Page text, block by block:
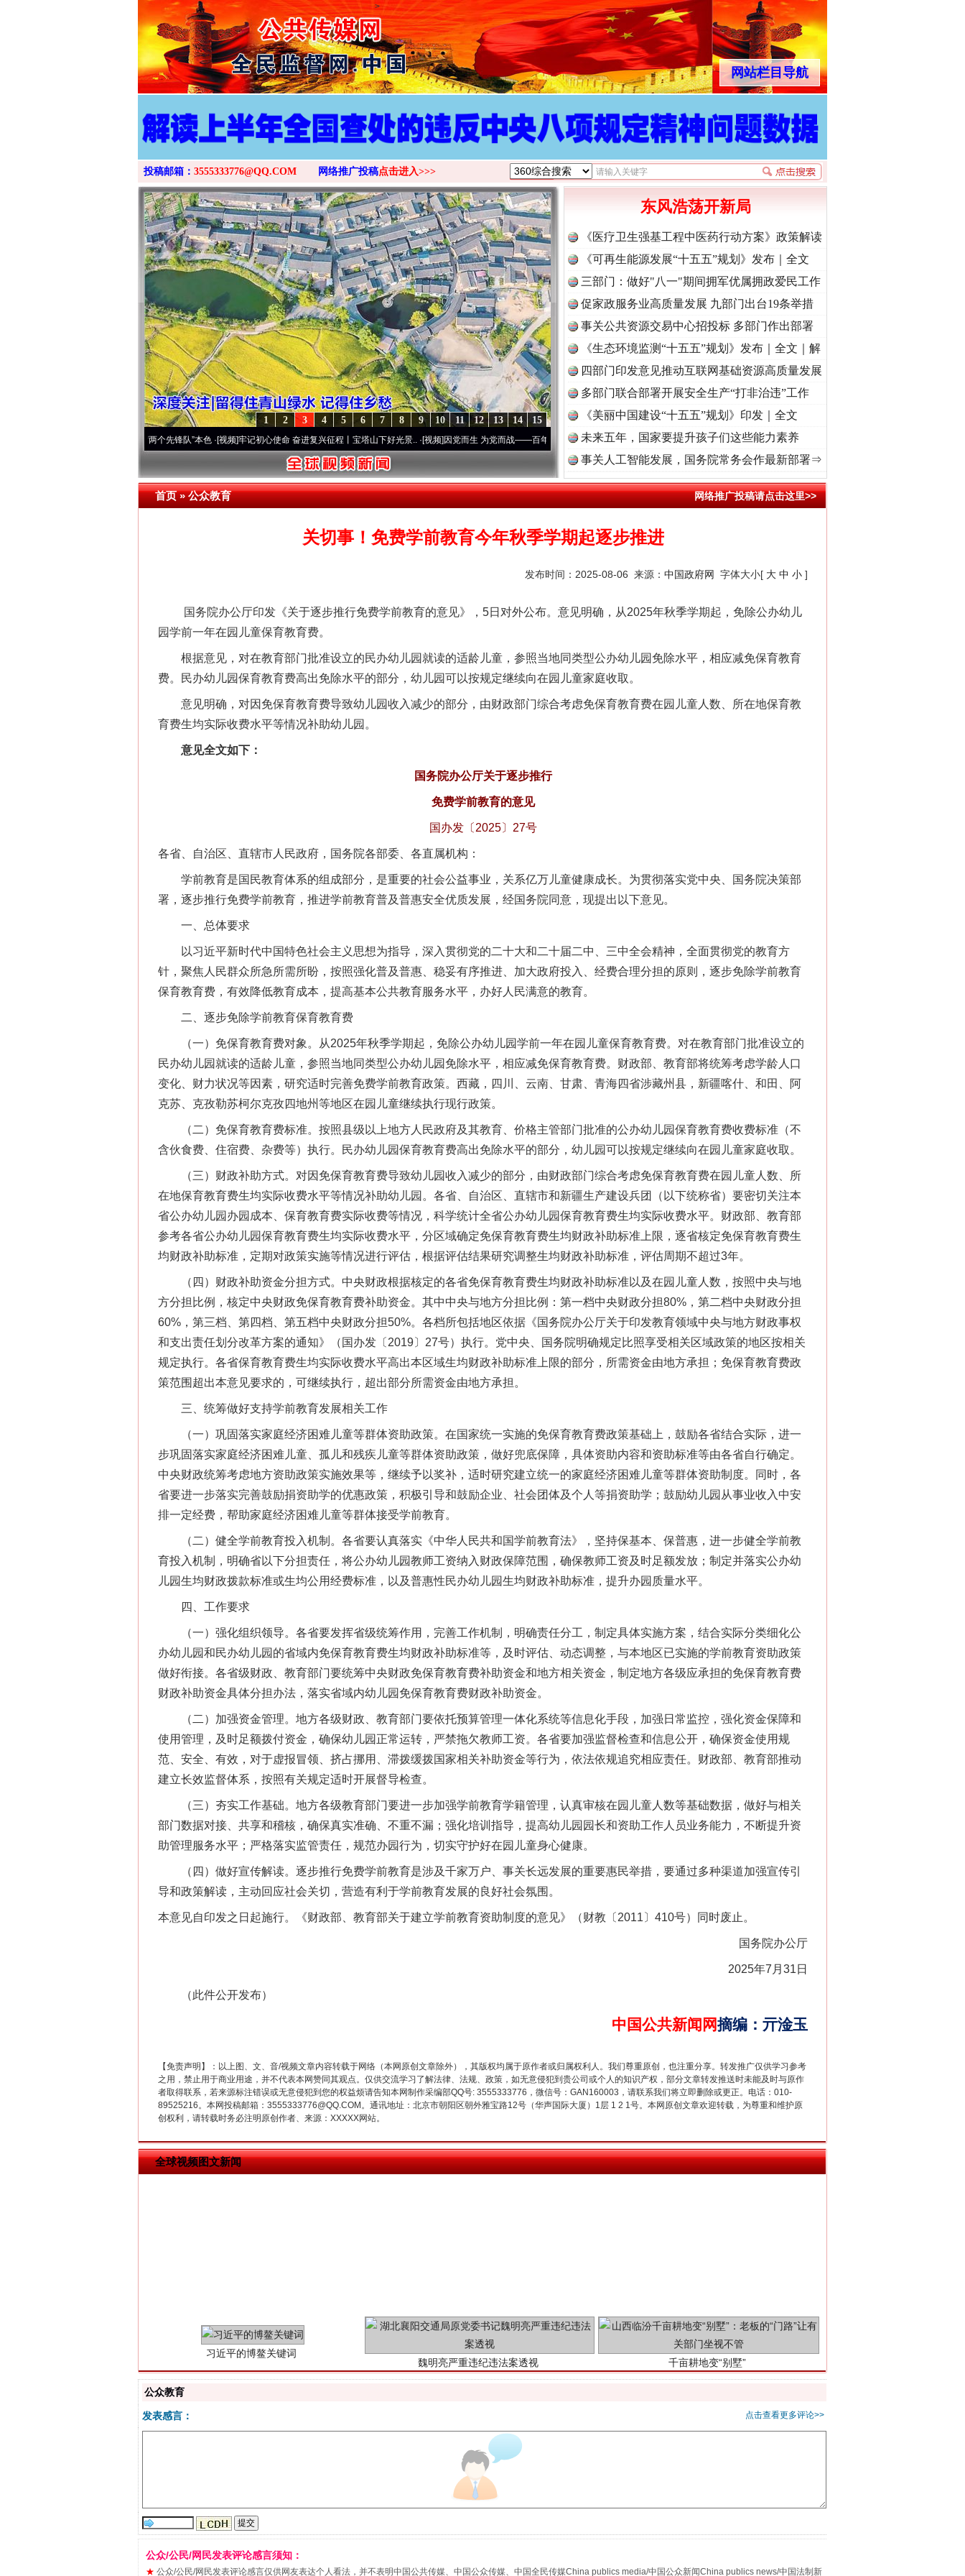
>
网站栏目导航
投稿邮箱： 3555333776@QQ.COM 网络推广投稿点击进入>>>
15
14
13
12
11
10
9
8
7
6
5
4
3
2
1
永葆“两个先锋队”本色·[视频]牢记初心使命 奋进复兴征程丨宝塔山下好光景..·[视频]因党而生 为党而战——百年“纪”事⑧加强纪律.. ·[视频]牢记初心使命 奋进复兴征程丨“转折之城”激荡..·[视频]
东风浩荡开新局
《医疗卫生强基工程中医药行动方案》政策解读
《可再生能源发展“十五五”规划》发布｜全文
三部门：做好"八一"期间拥军优属拥政爱民工作
促家政服务业高质量发展 九部门出台19条举措
事关公共资源交易中心招投标 多部门作出部署
《生态环境监测“十五五”规划》发布｜全文｜解
读
四部门印发意见推动互联网基础资源高质量发展
多部门联合部署开展安全生产“打非治违”工作
《美丽中国建设“十五五”规划》印发｜全文
未来五年，国家要提升孩子们这些能力素养
事关人工智能发展，国务院常务会作最新部署⇒
首页»公众教育 网络推广投稿请点击这里>>
关切事！免费学前教育今年秋季学期起逐步推进
发布时间：2025-08-06 来源： 中国政府网 字体大小[ 大 中 小 ]
国务院办公厅印发《关于逐步推行免费学前教育的意见》，5日对外公布。意见明确，从2025年秋季学期起，免除公办幼儿
园学前一年在园儿童保育教育费。
根据意见，对在教育部门批准设立的民办幼儿园就读的适龄儿童，参照当地同类型公办幼儿园免除水平，相应减免保育教育
费。民办幼儿园保育教育费高出免除水平的部分，幼儿园可以按规定继续向在园儿童家庭收取。
意见明确，对因免保育教育费导致幼儿园收入减少的部分，由财政部门综合考虑免保育教育费在园儿童人数、所在地保育教
育费生均实际收费水平等情况补助幼儿园。
意见全文如下：
国务院办公厅关于逐步推行
免费学前教育的意见
国办发〔2025〕27号
各省、自治区、直辖市人民政府，国务院各部委、各直属机构：
学前教育是国民教育体系的组成部分，是重要的社会公益事业，关系亿万儿童健康成长。为贯彻落实党中央、国务院决策部
署，逐步推行免费学前教育，推进学前教育普及普惠安全优质发展，经国务院同意，现提出以下意见。
一、总体要求
以习近平新时代中国特色社会主义思想为指导，深入贯彻党的二十大和二十届二中、三中全会精神，全面贯彻党的教育方
针，聚焦人民群众所急所需所盼，按照强化普及普惠、稳妥有序推进、加大政府投入、经费合理分担的原则，逐步免除学前教育
保育教育费，有效降低教育成本，提高基本公共教育服务水平，办好人民满意的教育。
二、逐步免除学前教育保育教育费
（一）免保育教育费对象。从2025年秋季学期起，免除公办幼儿园学前一年在园儿童保育教育费。对在教育部门批准设立的
民办幼儿园就读的适龄儿童，参照当地同类型公办幼儿园免除水平，相应减免保育教育费。财政部、教育部将统筹考虑学龄人口
变化、财力状况等因素，研究适时完善免费学前教育政策。西藏，四川、云南、甘肃、青海四省涉藏州县，新疆喀什、和田、阿
克苏、克孜勒苏柯尔克孜四地州等地区在园儿童继续执行现行政策。
（二）免保育教育费标准。按照县级以上地方人民政府及其教育、价格主管部门批准的公办幼儿园保育教育费收费标准（不
含伙食费、住宿费、杂费等）执行。民办幼儿园保育教育费高出免除水平的部分，幼儿园可以按规定继续向在园儿童家庭收取。
（三）财政补助方式。对因免保育教育费导致幼儿园收入减少的部分，由财政部门综合考虑免保育教育费在园儿童人数、所
在地保育教育费生均实际收费水平等情况补助幼儿园。各省、自治区、直辖市和新疆生产建设兵团（以下统称省）要密切关注本
省公办幼儿园办园成本、保育教育费实际收费等情况，科学统计全省公办幼儿园保育教育费生均实际收费水平。财政部、教育部
参考各省公办幼儿园保育教育费生均实际收费水平，分区域确定免保育教育费生均财政补助标准上限，逐省核定免保育教育费生
均财政补助标准，定期对政策实施等情况进行评估，根据评估结果研究调整生均财政补助标准，评估周期不超过3年。
（四）财政补助资金分担方式。中央财政根据核定的各省免保育教育费生均财政补助标准以及在园儿童人数，按照中央与地
方分担比例，核定中央财政免保育教育费补助资金。其中中央与地方分担比例：第一档中央财政分担80%，第二档中央财政分担
60%，第三档、第四档、第五档中央财政分担50%。各档所包括地区依据《国务院办公厅关于印发教育领域中央与地方财政事权
和支出责任划分改革方案的通知》（国办发〔2019〕27号）执行。党中央、国务院明确规定比照享受相关区域政策的地区按相关
规定执行。各省保育教育费生均实际收费水平高出本区域生均财政补助标准上限的部分，所需资金由地方承担；免保育教育费政
策范围超出本意见要求的，可继续执行，超出部分所需资金由地方承担。
三、统筹做好支持学前教育发展相关工作
（一）巩固落实家庭经济困难儿童等群体资助政策。在国家统一实施的免保育教育费政策基础上，鼓励各省结合实际，进一
步巩固落实家庭经济困难儿童、孤儿和残疾儿童等群体资助政策，做好兜底保障，具体资助内容和资助标准等由各省自行确定。
中央财政统筹考虑地方资助政策实施效果等，继续予以奖补，适时研究建立统一的家庭经济困难儿童等群体资助制度。同时，各
省要进一步落实完善鼓励捐资助学的优惠政策，积极引导和鼓励企业、社会团体及个人等捐资助学；鼓励幼儿园从事业收入中安
排一定经费，帮助家庭经济困难儿童等群体接受学前教育。
（二）健全学前教育投入机制。各省要认真落实《中华人民共和国学前教育法》，坚持保基本、保普惠，进一步健全学前教
育投入机制，明确省以下分担责任，将公办幼儿园教师工资纳入财政保障范围，确保教师工资及时足额发放；制定并落实公办幼
儿园生均财政拨款标准或生均公用经费标准，以及普惠性民办幼儿园生均财政补助标准，提升办园质量水平。
四、工作要求
（一）强化组织领导。各省要发挥省级统筹作用，完善工作机制，明确责任分工，制定具体实施方案，结合实际分类细化公
办幼儿园和民办幼儿园的省域内免保育教育费生均财政补助标准等，及时评估、动态调整，与本地区已实施的学前教育资助政策
做好衔接。各省级财政、教育部门要统筹中央财政免保育教育费补助资金和地方相关资金，制定地方各级应承担的免保育教育费
财政补助资金具体分担办法，落实省域内幼儿园免保育教育费财政补助资金。
（二）加强资金管理。地方各级财政、教育部门要依托预算管理一体化系统等信息化手段，加强日常监控，强化资金保障和
使用管理，及时足额拨付资金，确保幼儿园正常运转，严禁拖欠教师工资。各省要加强监督检查和信息公开，确保资金使用规
范、安全、有效，对于虚报冒领、挤占挪用、滞拨缓拨国家相关补助资金等行为，依法依规追究相应责任。财政部、教育部推动
建立长效监督体系，按照有关规定适时开展督导检查。
（三）夯实工作基础。地方各级教育部门要进一步加强学前教育学籍管理，认真审核在园儿童人数等基础数据，做好与相关
部门数据对接、共享和稽核，确保真实准确、不重不漏；强化培训指导，提高幼儿园园长和资助工作人员业务能力，不断提升资
助管理服务水平；严格落实监管责任，规范办园行为，切实守护好在园儿童身心健康。
（四）做好宣传解读。逐步推行免费学前教育是涉及千家万户、事关长远发展的重要惠民举措，要通过多种渠道加强宣传引
导和政策解读，主动回应社会关切，营造有利于学前教育发展的良好社会氛围。
本意见自印发之日起施行。《财政部、教育部关于建立学前教育资助制度的意见》（财教〔2011〕410号）同时废止。
国务院办公厅
2025年7月31日
（此件公开发布）
中国公共新闻网摘编 ： 亓淦玉
【免责声明】：以上图、文、音/视频文章内容转载于网络（本网原创文章除外），其版权均属于原作者或归属权利人。我们尊重原创，也注重分享。转发推广仅供学习参考
之用，禁止用于商业用途，并不代表本网赞同其观点。仅供交流学习了解法律、法规、政策，如无意侵犯到贵公司或个人的知识产权，部分文章转发推送时未能及时与原作
者取得联系，若来源标注错误或无意侵犯到您的权益烦请告知本网制作采编部QQ号: 3555333776，微信号：GAN160003，请联系我们将立即删除或更正。电话：010-
89525216。本网投稿邮箱：3555333776@QQ.COM。通讯地址：北京市朝阳区朝外雅宝路12号（华声国际大厦）1层 1 2 1号。本网原创文章欢迎转载，为尊重和维护原
创权利，请转载时务必注明原创作者、来源：XXXXX网站。
全球视频图文新闻
网上购药对药下症？
这是一记警钟！ 谢谢有你温暖了四季
在谋一域中谋全局
今年投资意愿榜揭晓 新中国诞生的见证
生物安全法正式实施
公众教育
点击查看更多评论>>
发表感言：
公众/公民/网民发表评论感言须知：
★ 公众/公民/网民发表评论感言仅供网友表达个人看法，并不表明中国公共传媒、中国公众传媒、中国全民传媒China publics media/中国公众新闻China publics news/中国法制新